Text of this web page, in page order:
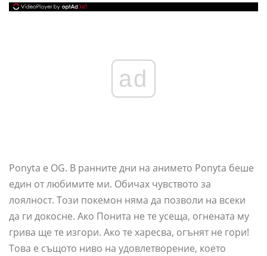
ad
Ponyta е OG. В ранните дни на анимето Ponyta беше
един от любимите ми. Обичах чувството за
лоялност. Този покемон няма да позволи на всеки
да ги докосне. Ако Понита не те усеща, огнената му
грива ще те изгори. Ако те харесва, огънят не гори!
Това е същото ниво на удовлетворение, което